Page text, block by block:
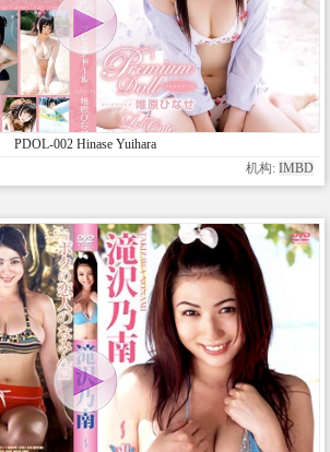
PDOL-002 Hinase Yuihara
机构: IMBD